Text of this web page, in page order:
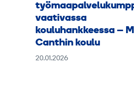
vaativassa
kouluhankkeessa –
Canthin koulu
20.01.2026